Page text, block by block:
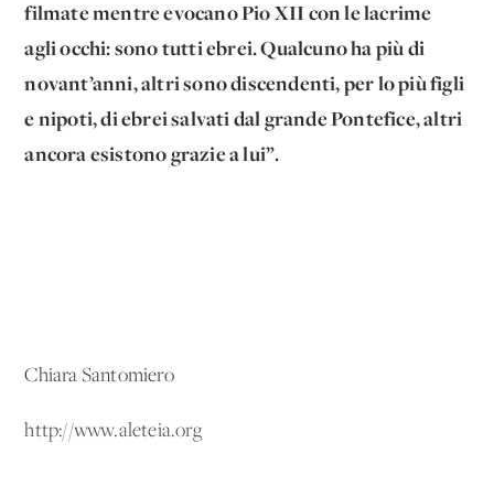
filmate mentre evocano Pio XII con le lacrime
agli occhi: sono tutti ebrei.Qualcuno ha più di
novant’anni, altri sono discendenti, per lo più figli
e nipoti, di ebrei salvati dal grande Pontefice, altri
ancora esistono grazie a lui”.
Chiara Santomiero
http://www.aleteia.org